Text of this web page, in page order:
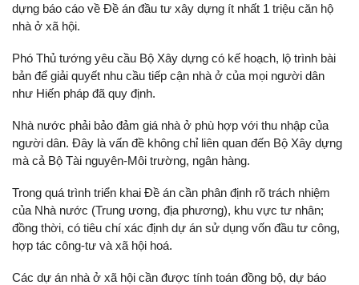
dựng báo cáo về Đề án đầu tư xây dựng ít nhất 1 triệu căn hộ
nhà ở xã hội.
Phó Thủ tướng yêu cầu Bộ Xây dựng có kế hoạch, lộ trình bài
bản để giải quyết nhu cầu tiếp cận nhà ở của mọi người dân
như Hiến pháp đã quy định.
Nhà nước phải bảo đảm giá nhà ở phù hợp với thu nhập của
người dân. Đây là vấn đề không chỉ liên quan đến Bộ Xây dựng
mà cả Bộ Tài nguyên-Môi trường, ngân hàng.
Trong quá trình triển khai Đề án cần phân định rõ trách nhiệm
của Nhà nước (Trung ương, địa phương), khu vực tư nhân;
đồng thời, có tiêu chí xác định dự án sử dụng vốn đầu tư công,
hợp tác công-tư và xã hội hoá.
Các dự án nhà ở xã hội cần được tính toán đồng bộ, dự báo